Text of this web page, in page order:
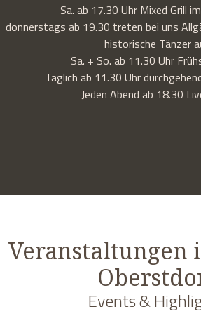
Sa. ab 17.30 Uhr Mixed Grill
donnerstags ab 19.30 treten bei uns
historische Tänzer
Sa. + So. ab 11.30 Uhr
Täglich ab 11.30 Uhr
Jeden Abend ab 18.30
Veranstaltungen
Events &